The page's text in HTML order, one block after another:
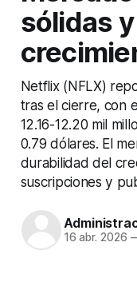
sólidas
Netflix (NFLX)
tras el cierre, con
12.16-12.20 mil
0.79 dólares. El
durabilidad del
suscripciones y
16 abr. 2026